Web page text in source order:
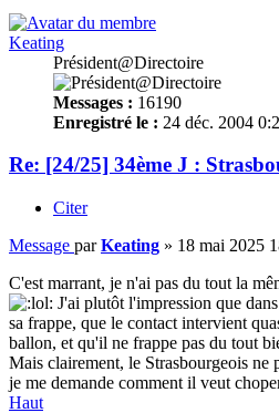
Keating
Président@Directoire
Messages : 16190
Enregistré le : 24 déc. 2004
Re: [24/25] 34ème J :
Citer
Message parKeating » 18 mai 2025
C'est marrant, je n'ai pas du tout la
J'ai plutôt l'impression que
sa frappe, que le contact intervient
ballon, et qu'il ne frappe pas du tout
Mais clairement, le Strasbourgeois ne
je me demande comment il veut
Haut